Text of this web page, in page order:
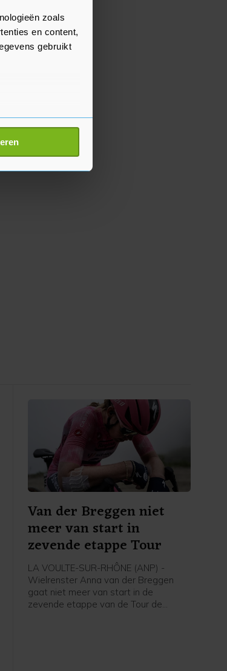
zoals
en content,
gebruikt
Van der Breggen niet
meer van start in
zevende etappe Tour
LA VOULTE-SUR-RHÔNE (ANP) -
Wielrenster Anna van der Breggen
gaat niet meer van start in de
zevende etappe van de Tour de